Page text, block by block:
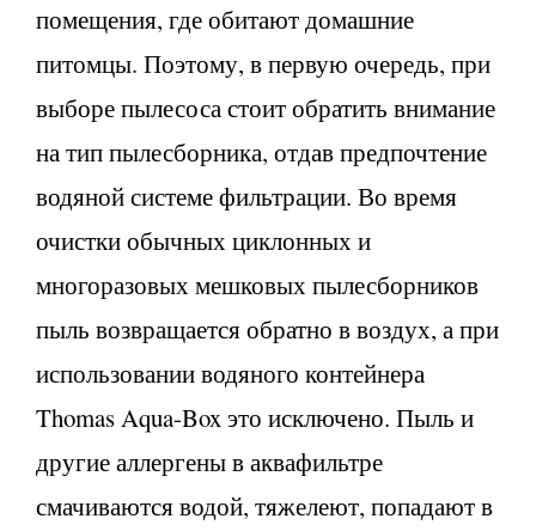
помещения, где обитают домашние
питомцы. Поэтому, в первую очередь, при
выборе пылесоса стоит обратить внимание
на тип пылесборника, отдав предпочтение
водяной системе фильтрации. Во время
очистки обычных циклонных и
многоразовых мешковых пылесборников
пыль возвращается обратно в воздух, а при
использовании водяного контейнера
Thomas Aqua-Box это исключено. Пыль и
другие аллергены в аквафильтре
смачиваются водой, тяжелеют, попадают в